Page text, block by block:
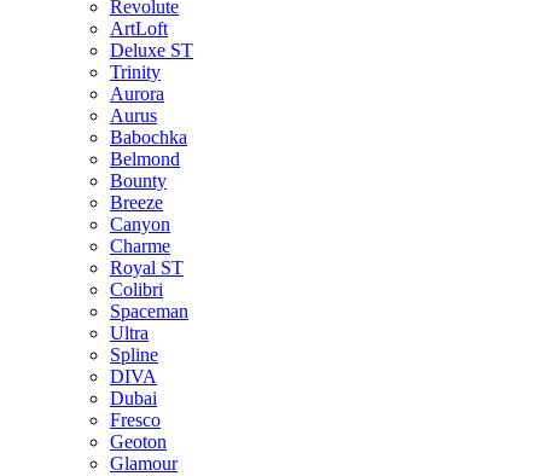
Revolute
ArtLoft
Deluxe ST
Trinity
Aurora
Aurus
Babochka
Belmond
Bounty
Breeze
Canуon
Charme
Royal ST
Colibri
Spaceman
Ultra
Spline
DIVA
Dubai
Fresco
Geoton
Glamour